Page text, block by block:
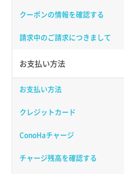
クーポンの情報を確認する
請求中のご請求につきまして
お支払い方法
お支払い方法
クレジットカード
ConoHaチャージ
チャージ残高を確認する